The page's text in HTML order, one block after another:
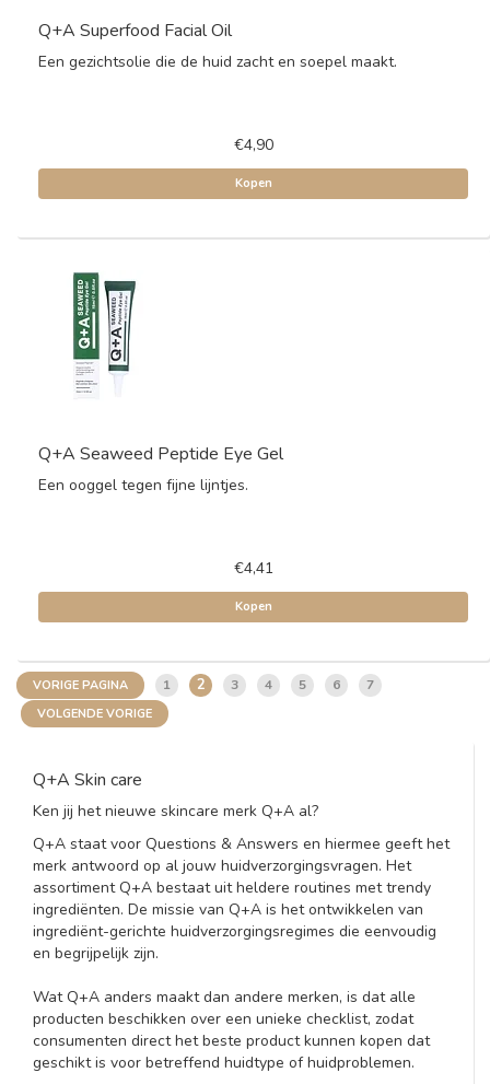
Q+A Superfood Facial Oil
Een gezichtsolie die de huid zacht en soepel maakt.
€4,90
Kopen
Q+A Seaweed Peptide Eye Gel
Een ooggel tegen fijne lijntjes.
€4,41
Kopen
VORIGE PAGINA 1 2 3 4 5 6 7
VOLGENDE VORIGE
Q+A Skin care
Ken jij het nieuwe skincare merk Q+A al?
Q+A staat voor Questions & Answers en hiermee geeft het
merk antwoord op al jouw huidverzorgingsvragen. Het
assortiment Q+A bestaat uit heldere routines met trendy
ingrediënten. De missie van Q+A is het ontwikkelen van
ingrediënt-gerichte huidverzorgingsregimes die eenvoudig
en begrijpelijk zijn.
Wat Q+A anders maakt dan andere merken, is dat alle
producten beschikken over een unieke checklist, zodat
consumenten direct het beste product kunnen kopen dat
geschikt is voor betreffend huidtype of huidproblemen.